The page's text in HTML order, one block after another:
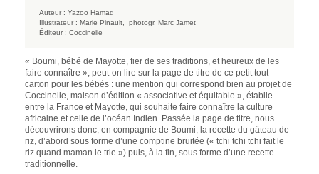
Auteur : Yazoo Hamad
Illustrateur : Marie Pinault,
photogr. Marc Jamet
Éditeur : Coccinelle
« Boumi, bébé de Mayotte, fier de ses traditions, et heureux de les
faire connaître », peut-on lire sur la page de titre de ce petit tout-
carton pour les bébés : une mention qui correspond bien au projet de
Coccinelle, maison d’édition « associative et équitable », établie
entre la France et Mayotte, qui souhaite faire connaître la culture
africaine et celle de l’océan Indien. Passée la page de titre, nous
découvrirons donc, en compagnie de Boumi, la recette du gâteau de
riz, d’abord sous forme d’une comptine bruitée (« tchi tchi tchi fait le
riz quand maman le trie ») puis, à la fin, sous forme d’une recette
traditionnelle.